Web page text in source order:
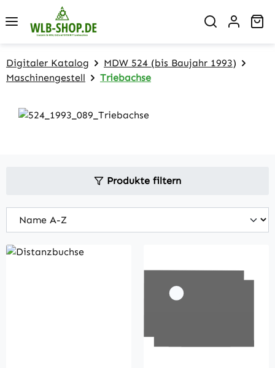
Zum Hauptinhalt springen
Digitaler Katalog
MDW 524 (bis Baujahr 1993)
Maschinengestell
Triebachse
Produkte filtern